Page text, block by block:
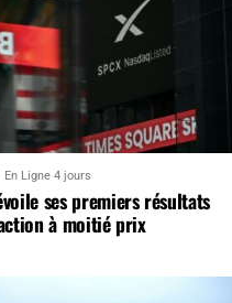
En Ligne 4 jours
ses premiers résultats
à moitié prix